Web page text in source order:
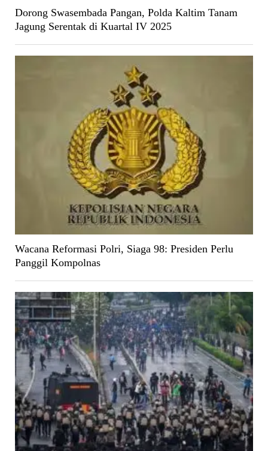
Dorong Swasembada Pangan, Polda Kaltim Tanam
Jagung Serentak di Kuartal IV 2025
Wacana Reformasi Polri, Siaga 98: Presiden Perlu
Panggil Kompolnas